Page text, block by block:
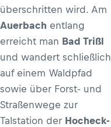
überschritten wird. Am
Auerbach entlang
erreicht man Bad Trißl
und wandert schließlich
auf einem Waldpfad
sowie über Forst- und
Straßenwege zur
Talstation der Hocheck-